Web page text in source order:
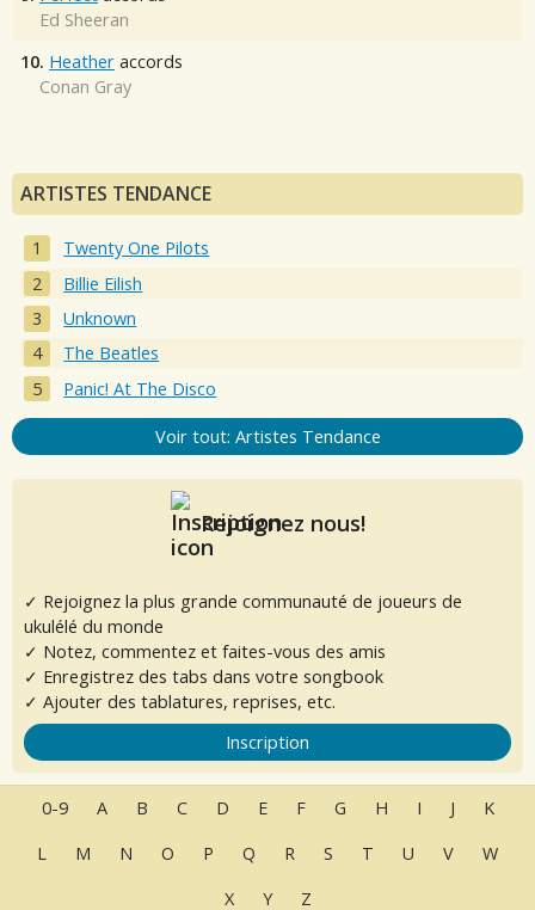
Ed Sheeran
10. Heather accords
Conan Gray
ARTISTES TENDANCE
Twenty One Pilots
Billie Eilish
Unknown
The Beatles
Panic! At The Disco
Voir tout: Artistes Tendance
Rejoignez nous!
✓ Rejoignez la plus grande communauté de joueurs de
ukulélé du monde
✓ Notez, commentez et faites-vous des amis
✓ Enregistrez des tabs dans votre songbook
✓ Ajouter des tablatures, reprises, etc.
Inscription
0-9 A B C D E F G H I J
K
L
M N O P Q R S T U V
W
X
Y Z